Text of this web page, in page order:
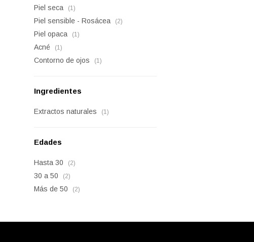
Piel seca (1)
Piel sensible - Rosácea (2)
Piel opaca (1)
Acné (1)
Contorno de ojos (1)
Ingredientes
Extractos naturales (1)
Edades
Hasta 30 (2)
30 a 50 (2)
Más de 50 (2)